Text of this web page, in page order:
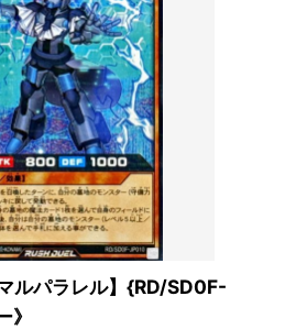
ルパラレル】{RD/SD0F-
》